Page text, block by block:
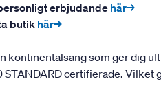
erbjudande här→
butik här→
kontinentalsäng som ger dig
STANDARD certifierade.